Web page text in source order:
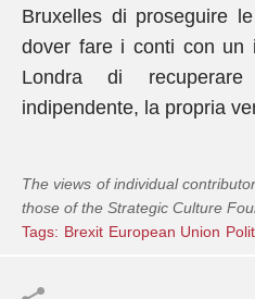
Bruxelles di proseguire
dover fare i conti con un
Londra di
indipendente, la propria
The views of individual
those of the Strategic Culture
Tags: Brexit European Union